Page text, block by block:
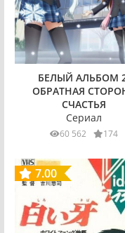
БЕЛЫЙ АЛЬБОМ
ОБРАТНАЯ
СЧАСТЬЯ
Сериал
60 562 174
7.00